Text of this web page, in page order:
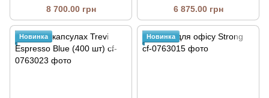
кавоварка Capitani Premium
8 700.00 грн
кавоварка Capitani Candi
6 875.00 грн
Новинка Новинка